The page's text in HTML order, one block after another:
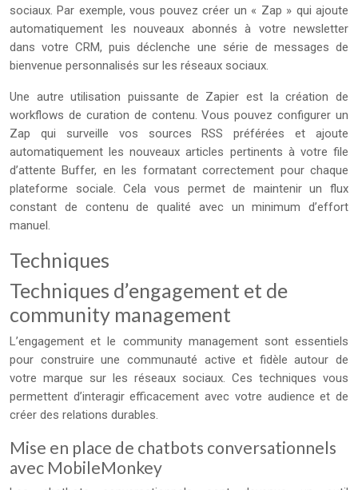
sociaux. Par exemple, vous pouvez créer un « Zap » qui ajoute
automatiquement les nouveaux abonnés à votre newsletter
dans votre CRM, puis déclenche une série de messages de
bienvenue personnalisés sur les réseaux sociaux.
Une autre utilisation puissante de Zapier est la création de
workflows de curation de contenu. Vous pouvez configurer un
Zap qui surveille vos sources RSS préférées et ajoute
automatiquement les nouveaux articles pertinents à votre file
d’attente Buffer, en les formatant correctement pour chaque
plateforme sociale. Cela vous permet de maintenir un flux
constant de contenu de qualité avec un minimum d’effort
manuel.
Techniques
Techniques d’engagement et de
community management
L’engagement et le community management sont essentiels
pour construire une communauté active et fidèle autour de
votre marque sur les réseaux sociaux. Ces techniques vous
permettent d’interagir efficacement avec votre audience et de
créer des relations durables.
Mise en place de chatbots conversationnels
avec MobileMonkey